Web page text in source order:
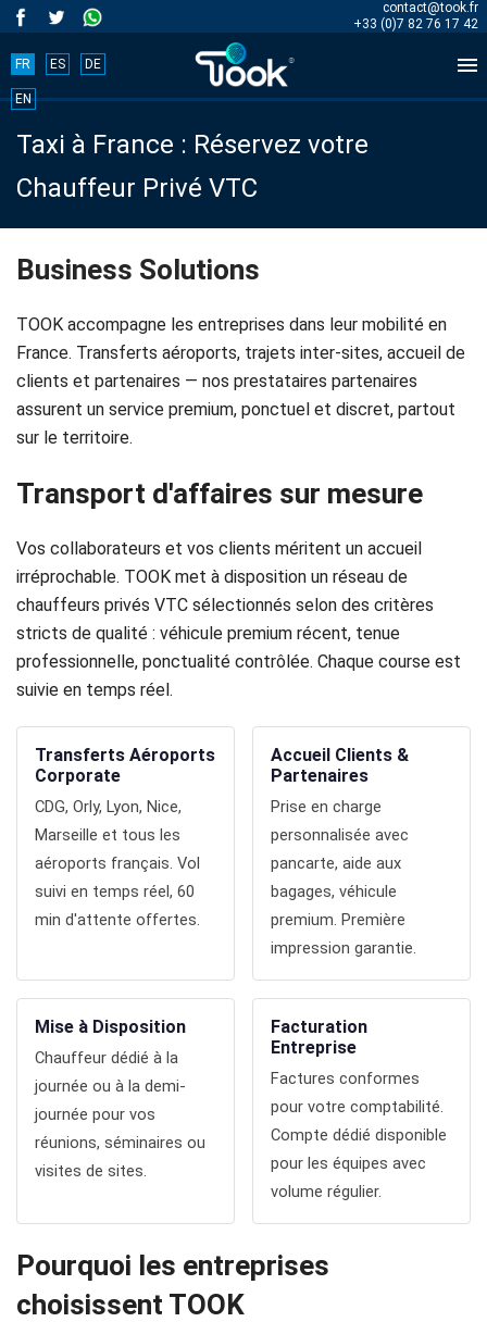
contact@took.fr
+33 (0)7 82 76 17 42

FR ES DE
EN
Taxi à France : Réservez votre
Chauffeur Privé VTC
Book
your
trip
now!
NOW
Accueil
Réservation
Services
de
chauffeur
Transferts
Aéroports
Solutions
d'affaires
Contact
Politique
de
confidentialité
Business Solutions
TOOK accompagne les entreprises dans leur mobilité en
France. Transferts aéroports, trajets inter-sites, accueil de
clients et partenaires — nos prestataires partenaires
assurent un service premium, ponctuel et discret, partout
sur le territoire.
Transport d'affaires sur mesure
Vos collaborateurs et vos clients méritent un accueil
irréprochable. TOOK met à disposition un réseau de
chauffeurs privés VTC sélectionnés selon des critères
stricts de qualité : véhicule premium récent, tenue
professionnelle, ponctualité contrôlée. Chaque course est
suivie en temps réel.
Transferts Aéroports
Corporate
CDG, Orly, Lyon, Nice,
Marseille et tous les
aéroports français. Vol
suivi en temps réel, 60
min d'attente offertes.
Accueil Clients &
Partenaires
Prise en charge
personnalisée avec
pancarte, aide aux
bagages, véhicule
premium. Première
impression garantie.
Mise à Disposition
Chauffeur dédié à la
journée ou à la demi-
journée pour vos
réunions, séminaires ou
visites de sites.
Facturation
Entreprise
Factures conformes
pour votre comptabilité.
Compte dédié disponible
pour les équipes avec
volume régulier.
Pourquoi les entreprises
choisissent TOOK